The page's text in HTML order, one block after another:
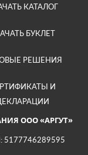
КАТАЛОГ
БУКЛЕТ
РЕШЕНИЯ
И
ООО «АРГУТ»
5177746289595